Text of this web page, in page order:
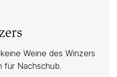
Weine des Winzers
für Nachschub.